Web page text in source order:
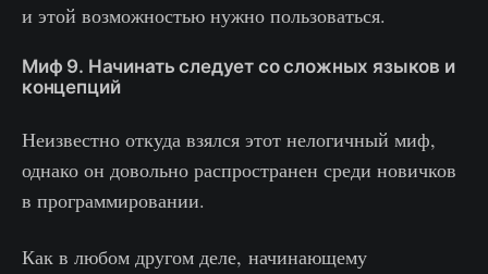
и этой возможностью нужно пользоваться.
Миф 9. Начинать следует со сложных языков и
концепций
Неизвестно откуда взялся этот нелогичный миф,
однако он довольно распространен среди новичков
в программировании.
Как в любом другом деле, начинающему